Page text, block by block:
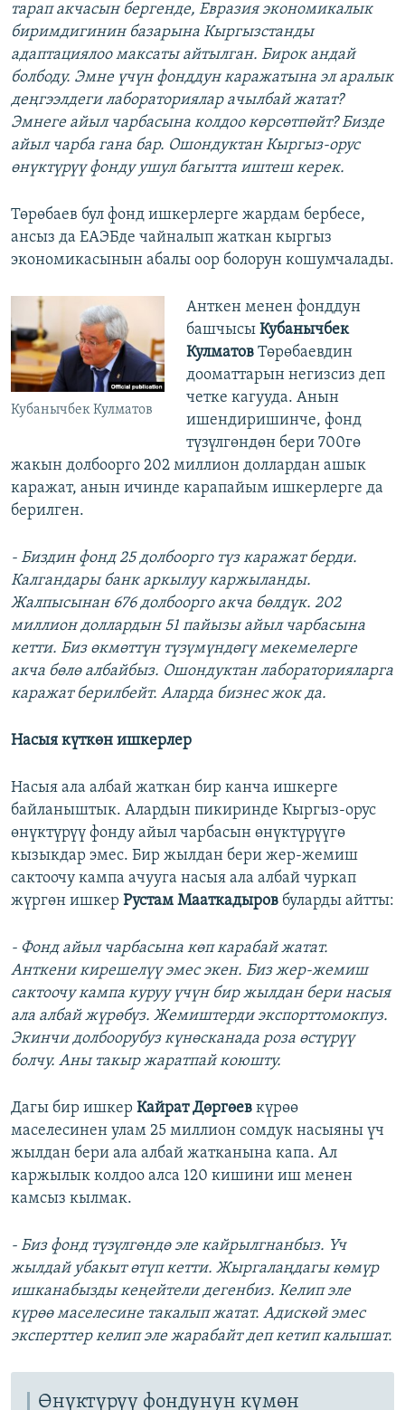
тарап акчасын бергенде, Евразия экономикалык
биримдигинин базарына Кыргызстанды
адаптациялоо максаты айтылган. Бирок андай
болбоду. Эмне үчүн фонддун каражатына эл аралык
деңгээлдеги лабораториялар ачылбай жатат?
Эмнеге айыл чарбасына колдоо көрсөтпөйт? Бизде
айыл чарба гана бар. Ошондуктан Кыргыз-орус
өнүктүрүү фонду ушул багытта иштеш керек.
Төрөбаев бул фонд ишкерлерге жардам бербесе,
ансыз да ЕАЭБде чайналып жаткан кыргыз
экономикасынын абалы оор болорун кошумчалады.
Кубанычбек Кулматов
Анткен менен фонддун
башчысы Кубанычбек
КулматовТөрөбаевдин
дооматтарын негизсиз деп
четке кагууда. Анын
ишендиришинче, фонд
түзүлгөндөн бери 700гө
жакын долбоорго 202 миллион доллардан ашык
каражат, анын ичинде карапайым ишкерлерге да
берилген.
- Биздин фонд 25 долбоорго түз каражат берди.
Калгандары банк аркылуу каржыланды.
Жалпысынан 676 долбоорго акча бөлдүк. 202
миллион доллардын 51 пайызы айыл чарбасына
кетти. Биз өкмөттүн түзүмүндөгү мекемелерге
акча бөлө албайбыз. Ошондуктан лабораторияларга
каражат берилбейт. Аларда бизнес жок да.
Насыя күткөн ишкерлер​
Насыя ала албай жаткан бир канча ишкерге
байланыштык. Алардын пикиринде Кыргыз-орус
өнүктүрүү фонду айыл чарбасын өнүктүрүүгө
кызыкдар эмес. Бир жылдан бери жер-жемиш
сактоочу кампа ачууга насыя ала албай чуркап
жүргөн ишкер Рустам Мааткадыров буларды айтты:
- Фонд айыл чарбасына көп карабай жатат.
Анткени кирешелүү эмес экен. Биз жер-жемиш
сактоочу кампа куруу үчүн бир жылдан бери насыя
ала албай жүрөбүз. Жемиштерди экспорттомокпуз.
Экинчи долбоорубуз күнөсканада роза өстүрүү
болчу. Аны такыр жаратпай коюшту.
Дагы бир ишкер Кайрат Дөргөев күрөө
маселесинен улам 25 миллион сомдук насыяны үч
жылдан бери ала албай жатканына капа. Ал
каржылык колдоо алса 120 кишини иш менен
камсыз кылмак.
- Биз фонд түзүлгөндө эле кайрылгнанбыз. Үч
жылдай убакыт өтүп кетти. Жыргалаңдагы көмүр
ишканабызды кеңейтели дегенбиз. Келип эле
күрөө маселесине такалып жатат. Адискөй эмес
эксперттер келип эле жарабайт деп кетип калышат.
Өнүктүрүү фондунун күмөн